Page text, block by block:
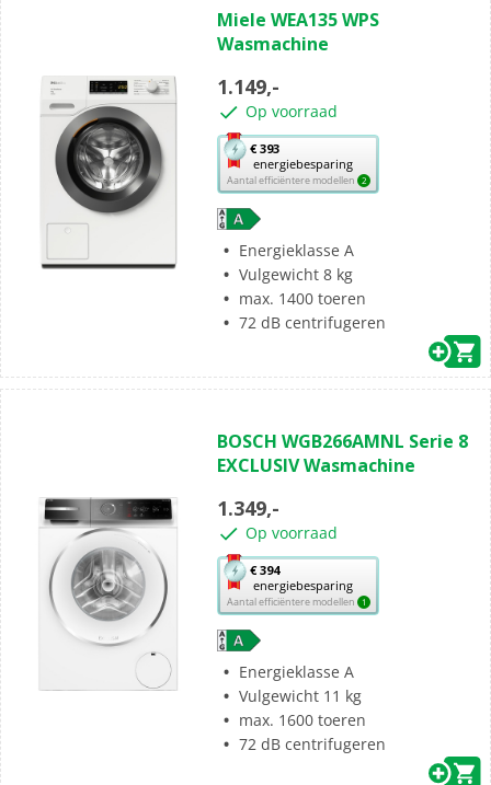
van
de
sterren.
6
beoordelingen
Miele WEA135 WPS
Wasmachine
1.149,-
Op voorraad
€ 393
energiebesparing
Aantal efficiëntere modellen 2
Met
deze
knop
opent
Youreko’s
tool
voor
energiebesparing.
Energieklasse A
Vulgewicht 8 kg
max. 1400 toeren
72 dB centrifugeren
van
de
sterren.
BOSCH WGB266AMNL Serie 8
EXCLUSIV Wasmachine
1.349,-
Op voorraad
€ 394
energiebesparing
Aantal efficiëntere modellen 1
Met
deze
knop
opent
Youreko’s
tool
voor
energiebesparing.
Energieklasse A
Vulgewicht 11 kg
max. 1600 toeren
72 dB centrifugeren